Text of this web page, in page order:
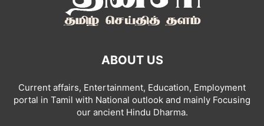
ABOUT US
Current affairs, Entertainment, Education, Employment
portal in Tamil with National outlook and mainly Focusing
our ancient Hindu Dharma.